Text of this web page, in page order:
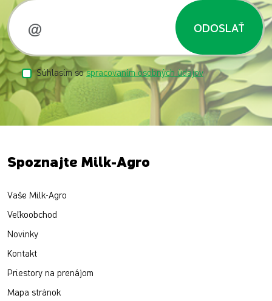
ODOSLAŤ
Súhlasím sospracovaním osobných údajov
Spoznajte Milk-Agro
Vaše Milk-Agro
Veľkoobchod
Novinky
Kontakt
Priestory na prenájom
Mapa stránok